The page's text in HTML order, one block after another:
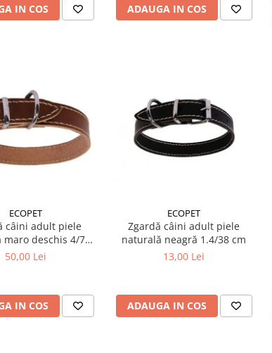
IN COS ADAUGA IN COS
ECOPET
câini adult piele
maro deschis 4/70
cm
50,00 Lei
IN COS
ECOPET
Zgardă câini adult piele
naturală neagră 1.4/38 cm
13,00 Lei
ADAUGA IN COS